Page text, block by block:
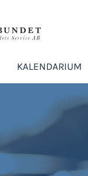
KALENDARIUM